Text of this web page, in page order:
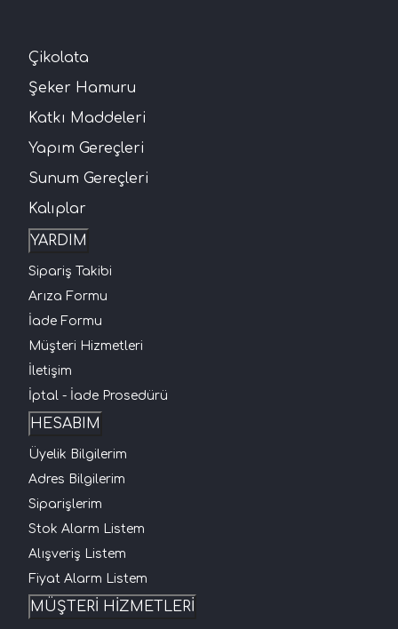
Çikolata
Şeker Hamuru
Katkı Maddeleri
Yapım Gereçleri
Sunum Gereçleri
Kalıplar
YARDIM
Sipariş Takibi
Arıza Formu
İade Formu
Müşteri Hizmetleri
İletişim
İptal - İade Prosedürü
HESABIM
Üyelik Bilgilerim
Adres Bilgilerim
Siparişlerim
Stok Alarm Listem
Alışveriş Listem
Fiyat Alarm Listem
MÜŞTERİ HİZMETLERİ